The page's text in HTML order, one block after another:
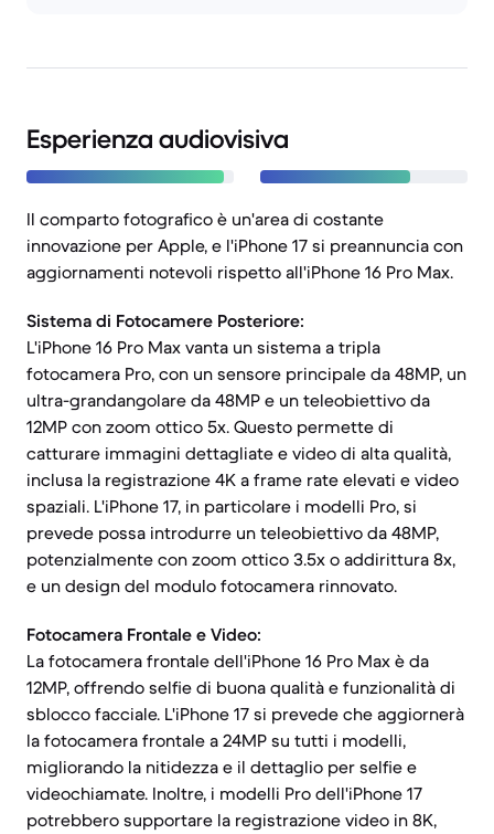
Esperienza audiovisiva
Il comparto fotografico è un'area di costante
innovazione per Apple, e l'iPhone 17 si preannuncia con
aggiornamenti notevoli rispetto all'iPhone 16 Pro Max.
Sistema di Fotocamere Posteriore:
L'iPhone 16 Pro Max vanta un sistema a tripla
fotocamera Pro, con un sensore principale da 48MP, un
ultra-grandangolare da 48MP e un teleobiettivo da
12MP con zoom ottico 5x. Questo permette di
catturare immagini dettagliate e video di alta qualità,
inclusa la registrazione 4K a frame rate elevati e video
spaziali. L'iPhone 17, in particolare i modelli Pro, si
prevede possa introdurre un teleobiettivo da 48MP,
potenzialmente con zoom ottico 3.5x o addirittura 8x,
e un design del modulo fotocamera rinnovato.
Fotocamera Frontale e Video:
La fotocamera frontale dell'iPhone 16 Pro Max è da
12MP, offrendo selfie di buona qualità e funzionalità di
sblocco facciale. L'iPhone 17 si prevede che aggiornerà
la fotocamera frontale a 24MP su tutti i modelli,
migliorando la nitidezza e il dettaglio per selfie e
videochiamate. Inoltre, i modelli Pro dell'iPhone 17
potrebbero supportare la registrazione video in 8K,